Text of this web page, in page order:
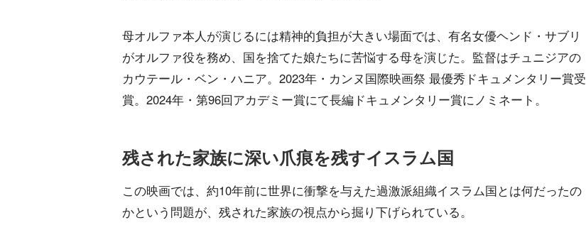
母オルファ本人が演じるには精神的負担が大きい場面では、有名女優ヘンド・サブリ
がオルファ役を務め、国を捨てた娘たちに苦悩する母を演じた。監督はチュニジアの
カウテール・ベン・ハニア。2023年・カンヌ国際映画祭 最優秀ドキュメンタリー賞受
賞。2024年・第96回アカデミー賞にて長編ドキュメンタリー賞にノミネート。
残された家族に深い爪痕を残すイスラム国
この映画では、約10年前に世界に衝撃を与えた過激派組織イスラム国とは何だったの
かという問題が、残された家族の視点から掘り下げられている。